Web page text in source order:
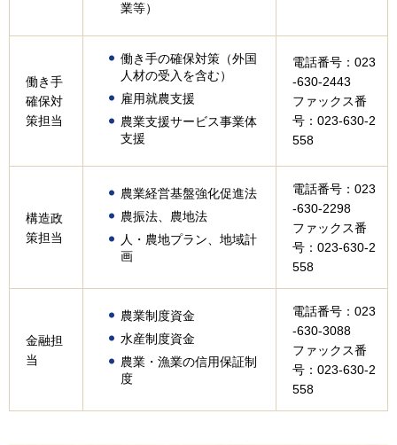
業等）
働き手
確保対
策担当
働き手の確保対策（外国
人材の受入を含む）
雇用就農支援
農業支援サービス事業体
支援
電話番号：023
-630-2443
ファックス番
号：023-630-2
558
構造政
策担当
農業経営基盤強化促進法
農振法、農地法
人・農地プラン、地域計
画
電話番号：023
-630-2298
ファックス番
号：023-630-2
558
金融担
当
農業制度資金
水産制度資金
農業・漁業の信用保証制
度
電話番号：023
-630-3088
ファックス番
号：023-630-2
558